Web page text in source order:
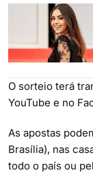
O sorteio terá
YouTube e no
As apostas
Brasília), nas
todo o país ou